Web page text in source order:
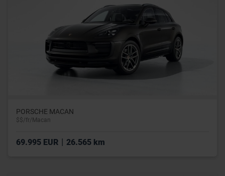
PORSCHE MACAN
$$/fr/Macan
69.995 EUR | 26.565 km